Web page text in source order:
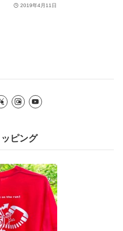
2019年4月11日
ピング